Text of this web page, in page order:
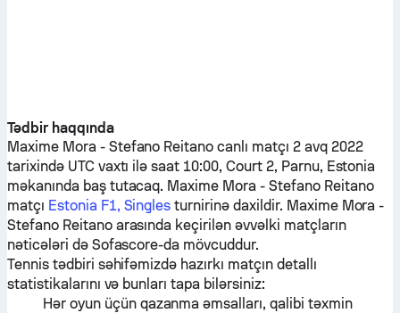
Tədbir haqqında
Maxime Mora - Stefano Reitano canlı matçı 2 avq 2022
tarixində UTC vaxtı ilə saat 10:00, Court 2, Parnu, Estonia
məkanında baş tutacaq. Maxime Mora - Stefano Reitano
matçı Estonia F1, Singles turnirinə daxildir. Maxime Mora -
Stefano Reitanoarasında keçirilən əvvəlki matçların
nəticələri də Sofascore-da mövcuddur.
Tennis tədbiri səhifəmizdə hazırkı matçın detallı
statistikalarını və bunları tapa bilərsiniz:
Hər oyun üçün qazanma əmsalları, qalibi təxmin